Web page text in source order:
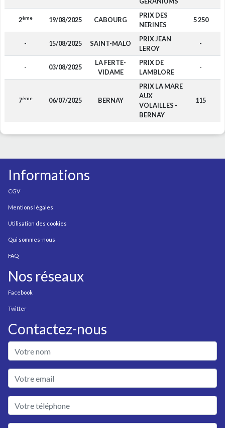
2ème 19/08/2025 CABOURG
PRIX DES
NERINES
5 250
- 15/08/2025 SAINT-MALO
PRIX JEAN
LEROY
-
- 03/08/2025
LA FERTE-
VIDAME
PRIX DE
LAMBLORE
-
7ème 06/07/2025 BERNAY
PRIX LA MARE
AUX
VOLAILLES -
BERNAY
115
Informations
CGV
Mentions légales
Utilisation des cookies
Qui sommes-nous
FAQ
Nos réseaux
Facebook
Twitter
Contactez-nous